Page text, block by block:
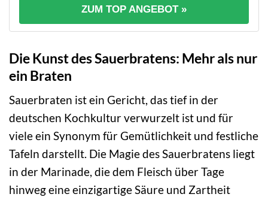
ZUM TOP ANGEBOT »
Die Kunst des Sauerbratens: Mehr als nur
ein Braten
Sauerbraten ist ein Gericht, das tief in der
deutschen Kochkultur verwurzelt ist und für
viele ein Synonym für Gemütlichkeit und festliche
Tafeln darstellt. Die Magie des Sauerbratens liegt
in der Marinade, die dem Fleisch über Tage
hinweg eine einzigartige Säure und Zartheit